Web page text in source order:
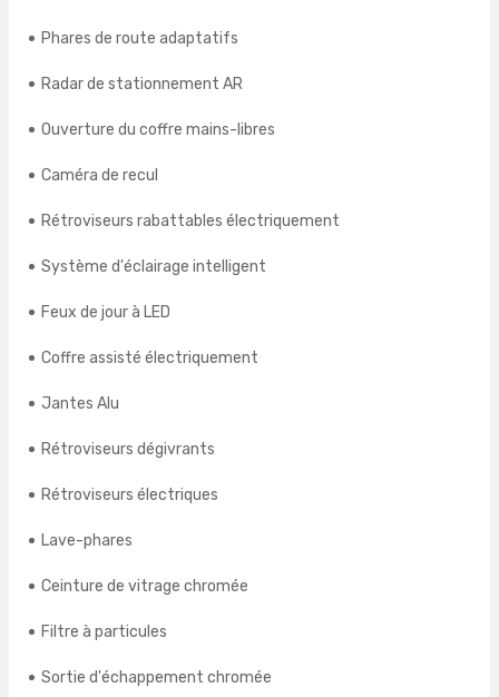
Phares de route adaptatifs
Radar de stationnement AR
Ouverture du coffre mains-libres
Caméra de recul
Rétroviseurs rabattables électriquement
Système d'éclairage intelligent
Feux de jour à LED
Coffre assisté électriquement
Jantes Alu
Rétroviseurs dégivrants
Rétroviseurs électriques
Lave-phares
Ceinture de vitrage chromée
Filtre à particules
Sortie d'échappement chromée